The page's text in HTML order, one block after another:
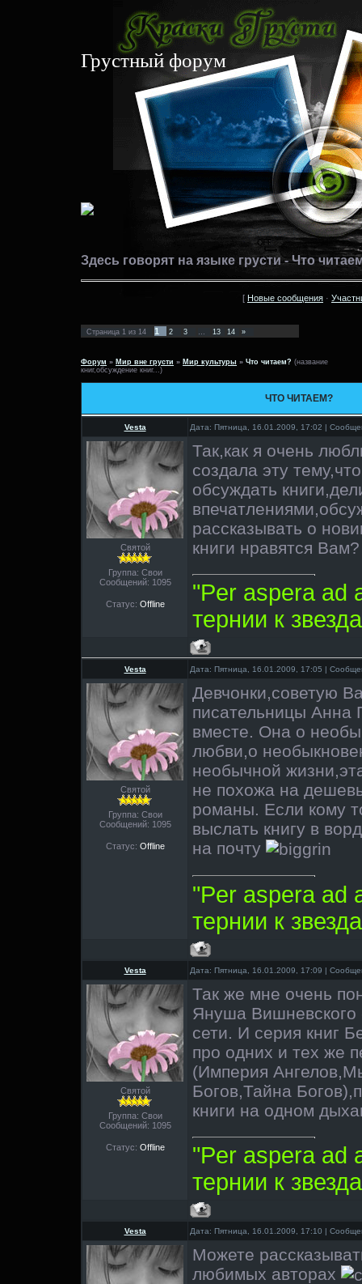
Грустный форум
Здесь говорят на языке грусти - Что
[ Новые сообщения ·
Страница 1 из 14 1 2 3 13 14 »
Форум » Мир вне грусти » Мир культуры » Что читаем? (название
книг,обсуждение книг...)
ЧТО ЧИТАЕМ?
Vesta Дата: Пятница, 16.01.2009, 17:02 |
Святой
Группа: Свои
Сообщений: 1095
Статус: Offline
Так,как я очень
создала эту
обсуждать
рассказывать о
книги нравятся Вам?
"Per aspera ad
тернии к
Vesta Дата: Пятница, 16.01.2009, 17:05 |
Святой
Группа: Свои
Сообщений: 1095
Статус: Offline
Девчонки,советую
писательницы Анна
вместе. Она о
любви,о
необычной
не похожа на
романы. Если кому
выслать книгу в
на почту
"Per aspera ad
тернии к
Vesta Дата: Пятница, 16.01.2009, 17:09 |
Святой
Группа: Свои
Сообщений: 1095
Статус: Offline
Так же мне очень
Януша Вишневского
сети. И серия книг
про одних и тех же
(Империя
Богов,Тайна
книги на одном
"Per aspera ad
тернии к
Vesta Дата: Пятница, 16.01.2009, 17:10 |
Можете
любимых авторах